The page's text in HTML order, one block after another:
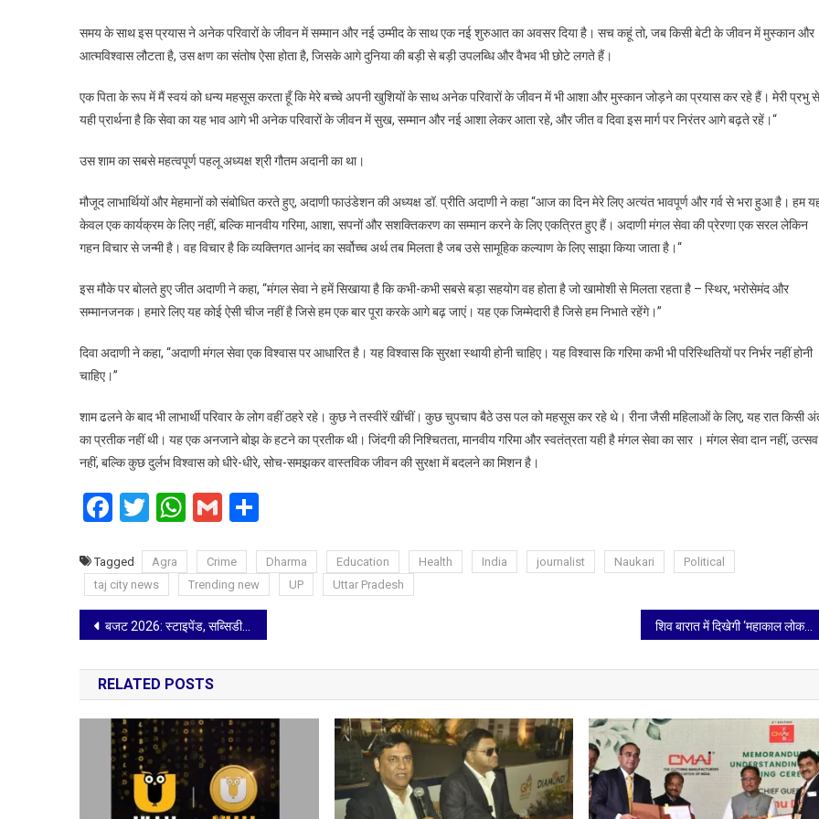
समय के साथ इस प्रयास ने अनेक परिवारों के जीवन में सम्मान और नई उम्मीद के साथ एक नई शुरुआत का अवसर दिया है। सच कहूं तो, जब किसी बेटी के जीवन में मुस्कान और
आत्मविश्वास लौटता है, उस क्षण का संतोष ऐसा होता है, जिसके आगे दुनिया की बड़ी से बड़ी उपलब्धि और वैभव भी छोटे लगते हैं।
एक पिता के रूप में मैं स्वयं को धन्य महसूस करता हूँ कि मेरे बच्चे अपनी खुशियों के साथ अनेक परिवारों के जीवन में भी आशा और मुस्कान जोड़ने का प्रयास कर रहे हैं। मेरी प्रभु से
यही प्रार्थना है कि सेवा का यह भाव आगे भी अनेक परिवारों के जीवन में सुख, सम्मान और नई आशा लेकर आता रहे, और जीत व दिवा इस मार्ग पर निरंतर आगे बढ़ते रहें।“
उस शाम का सबसे महत्वपूर्ण पहलू अध्यक्ष श्री गौतम अदानी का था।
मौजूद लाभार्थियों और मेहमानों को संबोधित करते हुए, अदाणी फाउंडेशन की अध्यक्ष डॉ. प्रीति अदाणी ने कहा “आज का दिन मेरे लिए अत्यंत भावपूर्ण और गर्व से भरा हुआ है। हम
केवल एक कार्यक्रम के लिए नहीं, बल्कि मानवीय गरिमा, आशा, सपनों और सशक्तिकरण का सम्मान करने के लिए एकत्रित हुए हैं। अदाणी मंगल सेवा की प्रेरणा एक सरल लेकिन
गहन विचार से जन्मी है। वह विचार है कि व्यक्तिगत आनंद का सर्वोच्च अर्थ तब मिलता है जब उसे सामूहिक कल्याण के लिए साझा किया जाता है।“
इस मौके पर बोलते हुए जीत अदाणी ने कहा, “मंगल सेवा ने हमें सिखाया है कि कभी-कभी सबसे बड़ा सहयोग वह होता है जो खामोशी से मिलता रहता है – स्थिर, भरोसेमंद और
सम्मानजनक। हमारे लिए यह कोई ऐसी चीज नहीं है जिसे हम एक बार पूरा करके आगे बढ़ जाएं। यह एक जिम्मेदारी है जिसे हम निभाते रहेंगे।”
दिवा अदाणी ने कहा, “अदाणी मंगल सेवा एक विश्वास पर आधारित है। यह विश्वास कि सुरक्षा स्थायी होनी चाहिए। यह विश्वास कि गरिमा कभी भी परिस्थितियों पर निर्भर नहीं होनी
चाहिए।”
शाम ढलने के बाद भी लाभार्थी परिवार के लोग वहीं ठहरे रहे। कुछ ने तस्वीरें खींचीं। कुछ चुपचाप बैठे उस पल को महसूस कर रहे थे। रीना जैसी महिलाओं के लिए, यह रात किसी
का प्रतीक नहीं थी। यह एक अनजाने बोझ के हटने का प्रतीक थी। जिंदगी की निश्चितता, मानवीय गरिमा और स्वतंत्रता यही है मंगल सेवा का सार । मंगल सेवा दान नहीं, उत्सव
नहीं, बल्कि कुछ दुर्लभ विश्वास को धीरे-धीरे, सोच-समझकर वास्तविक जीवन की सुरक्षा में बदलने का मिशन है।
Facebook
TwitterWhatsApp
Gmail
Tagged Agra Crime Dharma Education Health India journalist Naukari
Political
taj city news
Trending new UP Uttar Pradesh
Post
navigation
बजट 2026: स्टाइपेंड, सब्सिडी और टैक्स छूट; क्या सरकार ने सच में आम आदमी की मुराद पूरी कर दी या यह सिर्फ आंकड़ों का खेल है? शिव बारात में दिखेगी ‘महाकाल लोक’ की झलक, आगरा में 14 फरवरी से चतुुर्थ महाशिवरात्रि महोत्सव
RELATED POSTS